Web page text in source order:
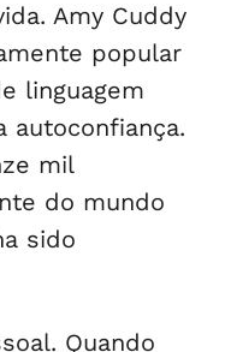
Amy Cuddy
popular
linguagem
autoconfiança.
mil
do mundo
sido
Quando